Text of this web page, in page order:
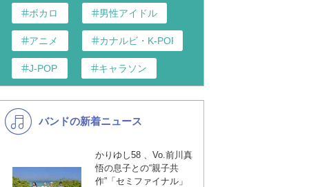
ボカロ 男性アイドル
アニメ カナルビ・K-POP和訳
J-POP キャラソン
K-POP バンド
洋楽
VTuber ディズニー
バンドの新着ニュース
かりゆし58 、Vo.前川真
悟の息子との“親子共
作”「セミファイナル」